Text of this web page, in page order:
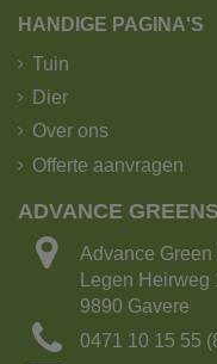
HANDIGE PAGINA'S
Tuin
Dier
Over ons
Offerte aanvragen
ADVANCE
Advance Green
Legen Heirweg
9890 Gavere
0471 10 15 55